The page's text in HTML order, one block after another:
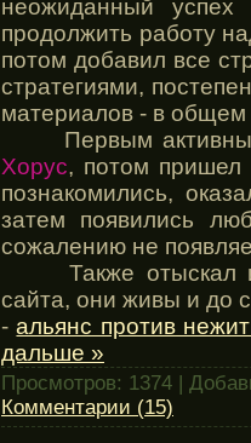
неожиданный
продолжить работу
потом добавил все
стратегиями,
материалов - в общем
Первым активным
Хорус, потом пришел
познакомились,
затем появились
сожалению не
Также отыскал и
сайта, они живы и до
-альянс против
дальше »
Просмотров: 1374 |
Комментарии (15)